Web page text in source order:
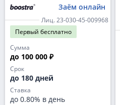
Заём онлайн
Лиц. 23-030-45-009968
Первый бесплатно
Сумма
до 100 000 ₽
Срок
до 180 дней
Ставка
до 0.80% в день